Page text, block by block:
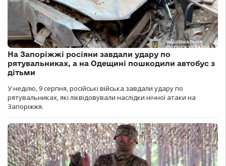
На Запоріжжі росіяни завдали удару по
рятувальниках, а на Одещині пошкодили автобус з
дітьми
У неділю, 9 серпня, російські війська завдали удару по
рятувальниках, які ліквідовували наслідки нічної атаки на
Запоріжжя.